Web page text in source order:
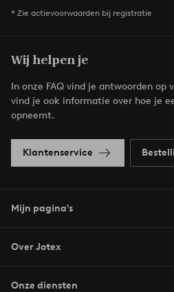
* Zie actievoorwaarden bij registratie
Wij helpen je
In onze FAQ vind je antwoorden op
vind je ook informatie over hoe je
opneemt.
Klantenservice
Mijn pagina's
Over Jotex
Onze diensten